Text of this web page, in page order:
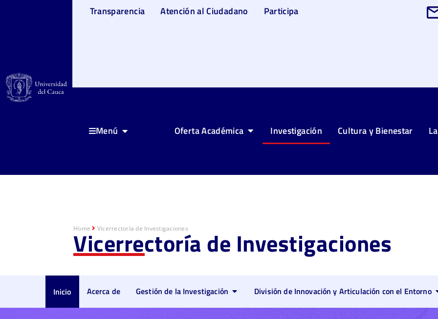
Transparencia Atención al Ciudadano Participa
Menú Oferta Académica Investigación Cultura y Bienestar
Home Vicerrectoría de Investigaciones
Vicerrectoría de Investigaciones
Inicio Acerca de Gestión de la Investigación División de Innovación y Articulación con el Entorno